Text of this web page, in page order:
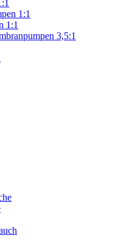
1:1
1:1
3,5:1